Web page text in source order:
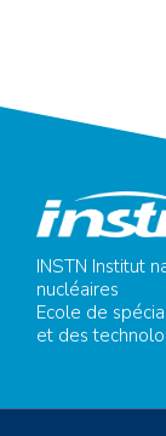
INSTN Institut
nucléaires
Ecole de
et des